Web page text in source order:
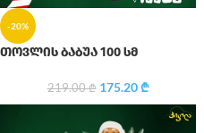
-20%
თოვლის ბაბუა 100 სმ
219.00₾ 175.20₾